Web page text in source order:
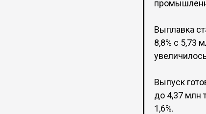
Выплавка
8,8% с 5,73
Выпуск
до 4,37 млн
1,6%.